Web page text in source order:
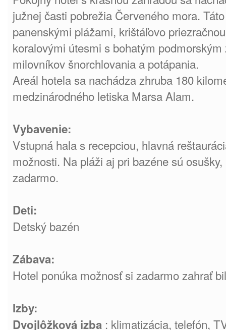
južnej časti pobrežia Červeného mora.
panenskými plážami, krištáľovo
koralovými útesmi s bohatým
milovníkov šnorchlovania a potápania.
Areál hotela sa nachádza zhruba 180
medzinárodného letiska Marsa Alam.
Vybavenie:
Vstupná hala s recepciou, hlavná
možnosti. Na pláži aj pri bazéne sú
zadarmo.
Deti:
Detský bazén
Zábava:
Hotel ponúka možnosť si zadarmo zahrať
Izby:
Dvojlôžková izba : klimatizácia, telefón,